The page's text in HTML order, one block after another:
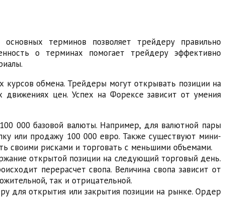
терминов позволяет трейдеру правильно
о терминах помогает трейдеру эффективно
курсов обмена. Трейдеры могут открывать позиции на
движениях цен. Успех на Форексе зависит от умения
000 базовой валюты. Например, для валютной пары
или продажу 100 000 евро. Также существуют мини-
своими рисками и торговать с меньшими объемами.
открытой позиции на следующий торговый день.
перерасчет свопа. Величина свопа зависит от
так и отрицательной.
для открытия или закрытия позиции на рынке. Ордер